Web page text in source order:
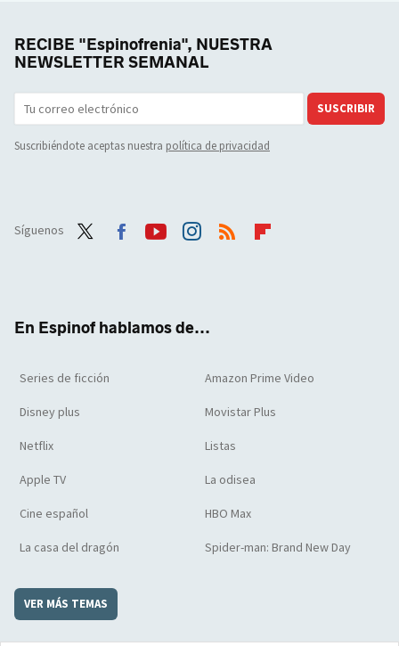
RECIBE "Espinofrenia", NUESTRA
NEWSLETTER SEMANAL
SUSCRIBIR
Suscribiéndote aceptas nuestra política de privacidad
Síguenos
En Espinof hablamos de...
Series de ficción Amazon Prime Video
Disney plus Movistar Plus
Netflix Listas
Apple TV La odisea
Cine español HBO Max
La casa del dragón Spider-man: Brand New Day
VER MÁS TEMAS